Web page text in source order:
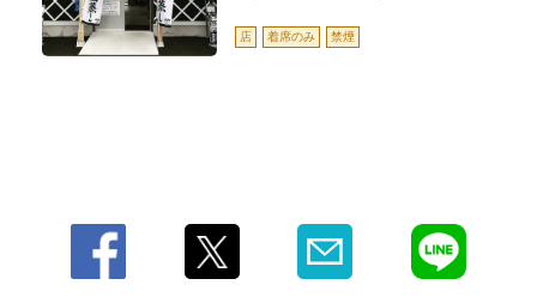
スも多数ご用意しております！ぜ
店 着席のみ 禁煙